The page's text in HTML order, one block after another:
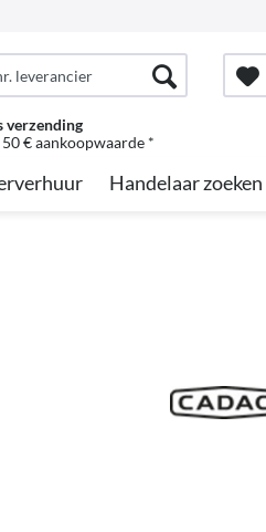
verzending
€ aankoopwaarde *
Handelaar zoeken